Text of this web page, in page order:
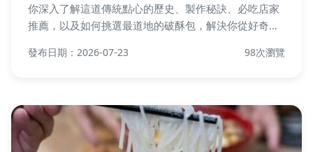
你深入了解這道傳統點心的歷史、製作秘訣、必吃店家
推薦，以及如何挑選最道地的破酥包，解決你從好奇到
發布日期：2026-07-23 98次瀏覽